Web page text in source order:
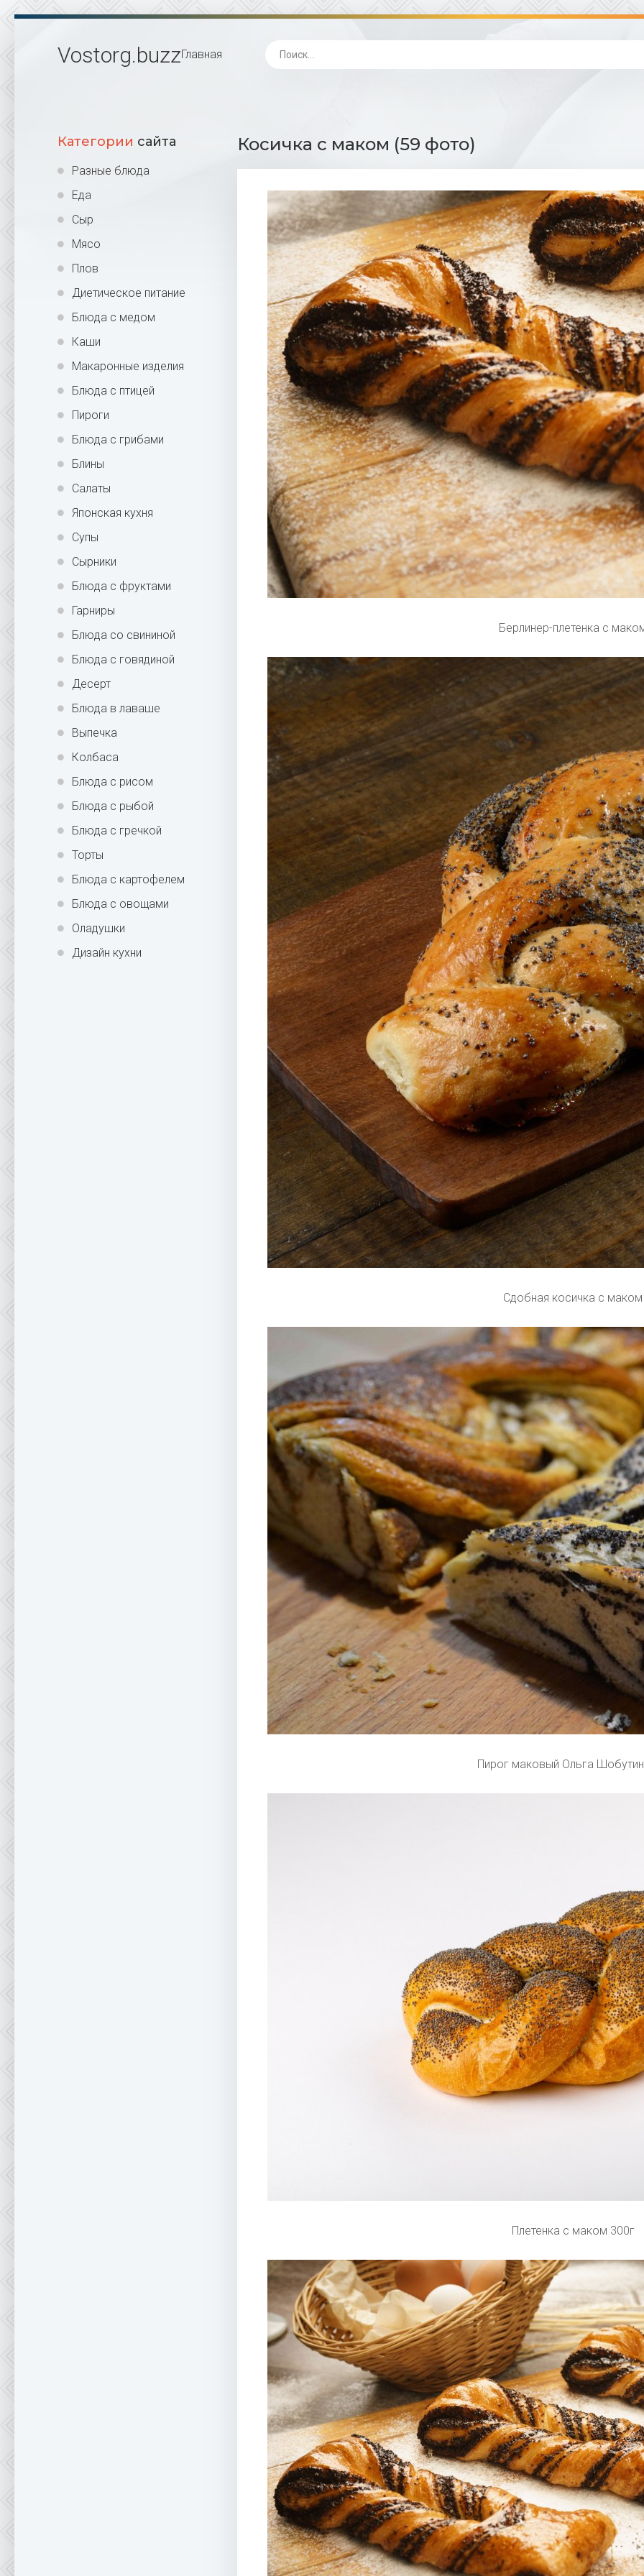
Vostorg.buzzГлавная
Категории сайта
Разные блюда
Еда
Сыр
Мясо
Плов
Диетическое питание
Блюда с медом
Каши
Макаронные изделия
Блюда с птицей
Пироги
Блюда с грибами
Блины
Салаты
Японская кухня
Супы
Сырники
Блюда с фруктами
Гарниры
Блюда со свининой
Блюда с говядиной
Десерт
Блюда в лаваше
Выпечка
Колбаса
Блюда с рисом
Блюда с рыбой
Блюда с гречкой
Торты
Блюда с картофелем
Блюда с овощами
Оладушки
Дизайн кухни
Косичка с маком (59 фото)
Берлинер-плетенка с
Сдобная косичка с маком
Пирог маковый Ольга
Плетенка с маком 300г